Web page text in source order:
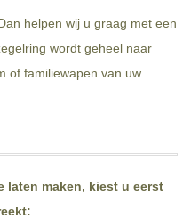
helpen wij u graag met een
wordt geheel naar
of familiewapen van uw
laten maken, kiest u eerst